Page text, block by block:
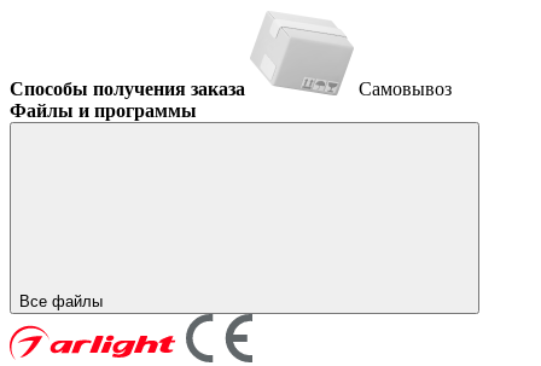
Способы получения заказа
Самовывоз
Файлы и программы
Все файлы